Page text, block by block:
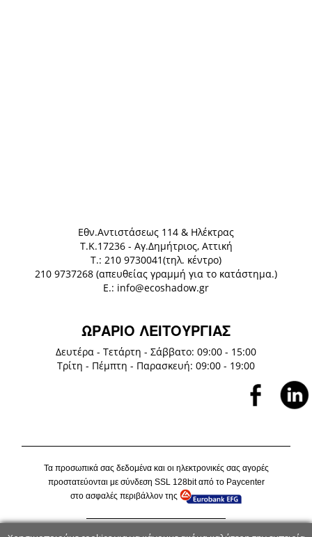
Eθν.Αντιστάσεως 114 & Ηλέκτρας
Τ.Κ.17236 - Αγ.Δημήτριος, Αττική
Τ.: 210 9730041(τηλ. κέντρο)
210 9737268 (απευθείας γραμμή για το κατάστημα.)
E.: info@ecoshadow.gr
ΩΡΑΡΙΟ ΛΕΙΤΟΥΡΓΙΑΣ
Δευτέρα - Τετάρτη - Σάββατο: 09:00 - 15:00
Τρίτη - Πέμπτη - Παρασκευή: 09:00 - 19:00
Τα προσωπικά σας δεδομένα και οι ηλεκτρονικές σας αγορές
προστατεύονται με σύνδεση SSL128bit από το Paycenter
στο ασφαλές περιβάλλον της